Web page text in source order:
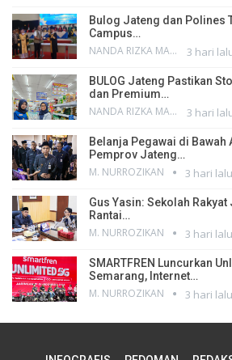
Bulog Jateng dan Polines
Campus…
NANDA RIZKA MAHENDRA 3 hari
BULOG Jateng Pastikan
dan Premium…
NANDA RIZKA MAHENDRA 3 hari
Belanja Pegawai di Bawah
Pemprov Jateng…
M. NURROZIKAN 3 hari lalu
Gus Yasin: Sekolah
Rantai…
M. NURROZIKAN 3 hari lalu
SMARTFREN Luncurkan
Semarang, Internet…
M. NURROZIKAN 3 hari lalu